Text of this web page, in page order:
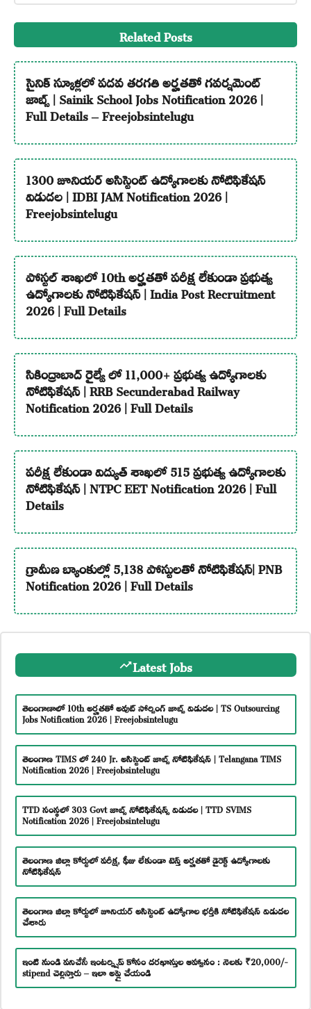
Related Posts
సైనిక్ స్కూళ్లలో పదవ తరగతి అర్హతతో గవర్నమెంట్
జాబ్స్ | Sainik School Jobs Notification 2026 |
Full Details – Freejobsintelugu
1300 జూనియర్ అసిస్టెంట్ ఉద్యోగాలకు నోటిఫికేషన్
విడుదల | IDBI JAM Notification 2026 |
Freejobsintelugu
పోస్టల్ శాఖలో 10th అర్హతతో పరీక్ష లేకుండా ప్రభుత్వ
ఉద్యోగాలకు నోటిఫికేషన్ | India Post Recruitment
2026 | Full Details
సికింద్రాబాద్ రైల్వే లో 11,000+ ప్రభుత్వ ఉద్యోగాలకు
నోటిఫికేషన్ | RRB Secunderabad Railway
Notification 2026 | Full Details
పరీక్ష లేకుండా విద్యుత్ శాఖలో 515 ప్రభుత్వ ఉద్యోగాలకు
నోటిఫికేషన్ | NTPC EET Notification 2026 | Full
Details
గ్రామీణ బ్యాంకుల్లో 5,138 పోస్టులతో నోటిఫికేషన్| PNB
Notification 2026 | Full Details
Latest Jobs
తెలంగాణాలో 10th అర్హతతో అవుట్ సోర్సింగ్ జాబ్స్ విడుదల | TS Outsourcing
Jobs Notification 2026 | Freejobsintelugu
తెలంగాణ TIMS లో 240 Jr. అసిస్టెంట్ జాబ్స్ నోటిఫికేషన్ | Telangana TIMS
Notification 2026 | Freejobsintelugu
TTD సంస్థలో 303 Govt జాబ్స్ నోటిఫికేషన్స్ విడుదల | TTD SVIMS
Notification 2026 | Freejobsintelugu
తెలంగాణ జిల్లా కోర్టులో పరీక్ష, ఫీజు లేకుండా టెన్త్ అర్హతతో డైరెక్ట్ ఉద్యోగాలకు
నోటిఫికేషన్
తెలంగాణ జిల్లా కోర్టులో జూనియర్ అసిస్టెంట్ ఉద్యోగాల భర్తీకి నోటిఫికేషన్ విడుదల
చేశారు
ఇంటి నుండి పనిచేసే ఇంటర్న్షిప్ కోసం దరఖాస్తుల ఆహ్వానం : నెలకు ₹20,000/-
stipend చెల్లిస్తారు – ఇలా అప్లై చేయండి